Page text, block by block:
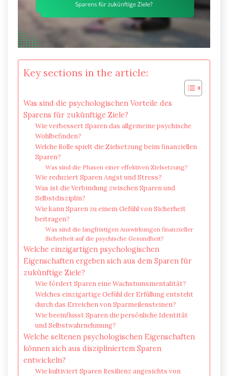
Key sections in the article:
Was sind die psychologischen Vorteile des
Sparens für zukünftige Ziele?
Wie verbessert Sparen das allgemeine psychische
Wohlbefinden?
Welche Rolle spielt die Zielsetzung beim finanziellen
Sparen?
Was sind die Phasen einer effektiven Zielsetzung?
Wie reduziert Sparen Angst und Stress?
Was ist die Verbindung zwischen Sparen und
Selbstdisziplin?
Wie kann Sparen zu einem Gefühl von Sicherheit
beitragen?
Was sind die langfristigen Auswirkungen finanzieller
Sicherheit auf die psychische Gesundheit?
Welche einzigartigen psychologischen
Eigenschaften ergeben sich aus dem Sparen für
zukünftige Ziele?
Wie fördert Sparen eine Wachstumsmentalität?
Welches einzigartige Gefühl der Erfüllung entsteht
durch das Erreichen von Sparmeilensteinen?
Wie beeinflusst Sparen die persönliche Identität
und Selbstwahrnehmung?
Welche seltenen psychologischen Eigenschaften
können sich aus diszipliniertem Sparen
entwickeln?
Wie kultiviert Sparen Resilienz angesichts von